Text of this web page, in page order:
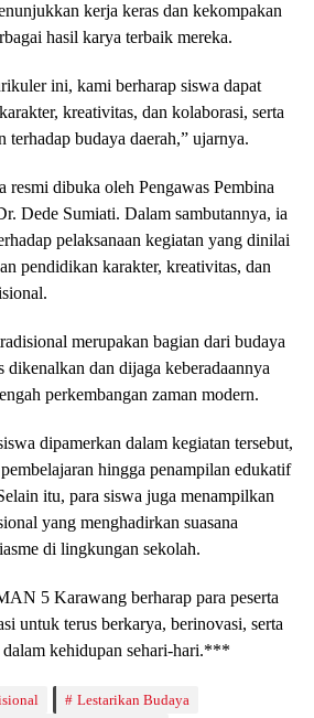
kerja keras dan kekompakan
hasil karya terbaik mereka.
ini, kami berharap siswa dapat
kreativitas, dan kolaborasi, serta
terhadap budaya daerah,” ujarnya.
resmi dibuka oleh Pengawas Pembina
Dede Sumiati. Dalam sambutannya, ia
pelaksanaan kegiatan yang dinilai
pendidikan karakter, kreativitas, dan
merupakan bagian dari budaya
dikenalkan dan dijaga keberadaannya
perkembangan zaman modern.
dipamerkan dalam kegiatan tersebut,
hingga penampilan edukatif
itu, para siswa juga menampilkan
yang menghadirkan suasana
di lingkungan sekolah.
5 Karawang berharap para peserta
untuk terus berkarya, berinovasi, serta
kehidupan sehari-hari.***
Lestarikan Budaya